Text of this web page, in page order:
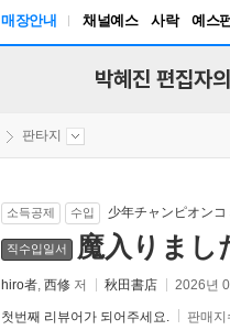
매장안내 채널예스 사락 예스
박혜진 편집자
판타지
소득공제 수입 少年チャンピオンコ
직수입일서 魔入りまし
hiro者, 西修 저 秋田書店 2026년
첫번째 리뷰어가 되어주세요. 판매